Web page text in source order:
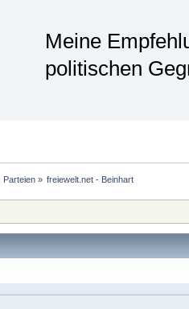
Meine
politischen
Parteien» freiewelt.net - Beinhart